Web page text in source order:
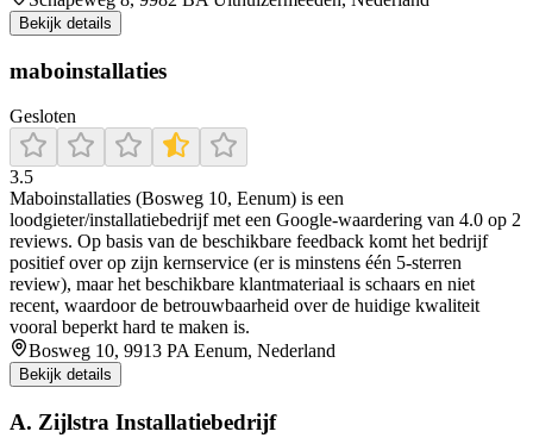
Bekijk details
maboinstallaties
Gesloten
3.5
Maboinstallaties (Bosweg 10, Eenum) is een
loodgieter/installatiebedrijf met een Google-waardering van 4.0 op 2
reviews. Op basis van de beschikbare feedback komt het bedrijf
positief over op zijn kernservice (er is minstens één 5-sterren
review), maar het beschikbare klantmateriaal is schaars en niet
recent, waardoor de betrouwbaarheid over de huidige kwaliteit
vooral beperkt hard te maken is.
Bosweg 10, 9913 PA Eenum, Nederland
Bekijk details
A. Zijlstra Installatiebedrijf